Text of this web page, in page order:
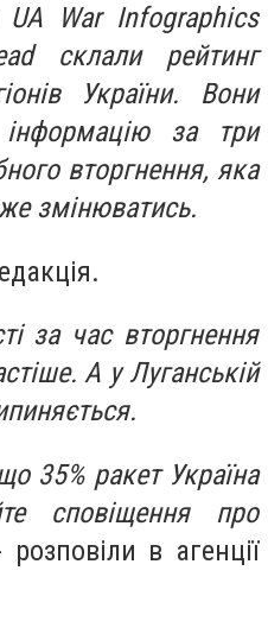
UA War Infographics
склали рейтинг
України. Вони
інформацію за три
вторгнення, яка
змінюватись.
за час вторгнення
А у Луганській
35% ракет Україна
сповіщення про
розповіли в агенції